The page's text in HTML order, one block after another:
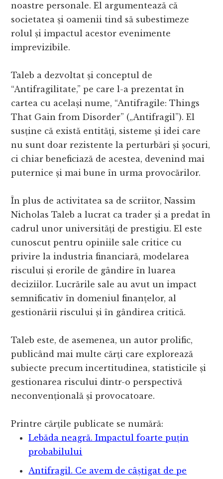
noastre personale. El argumentează că
societatea și oamenii tind să subestimeze
rolul și impactul acestor evenimente
imprevizibile.
Taleb a dezvoltat și conceptul de
“Antifragilitate,” pe care l-a prezentat în
cartea cu același nume, “Antifragile: Things
That Gain from Disorder” („Antifragil”). El
susține că există entități, sisteme și idei care
nu sunt doar rezistente la perturbări și șocuri,
ci chiar beneficiază de acestea, devenind mai
puternice și mai bune în urma provocărilor.
În plus de activitatea sa de scriitor, Nassim
Nicholas Taleb a lucrat ca trader și a predat în
cadrul unor universități de prestigiu. El este
cunoscut pentru opiniile sale critice cu
privire la industria financiară, modelarea
riscului și erorile de gândire în luarea
deciziilor. Lucrările sale au avut un impact
semnificativ în domeniul finanțelor, al
gestionării riscului și în gândirea critică.
Taleb este, de asemenea, un autor prolific,
publicând mai multe cărți care explorează
subiecte precum incertitudinea, statisticile și
gestionarea riscului dintr-o perspectivă
neconvențională și provocatoare.
Printre cărțile publicate se numără:
Lebăda neagră. Impactul foarte puțin
probabilului
Antifragil. Ce avem de câștigat de pe